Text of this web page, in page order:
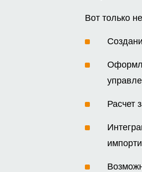
Вот только
Расчет